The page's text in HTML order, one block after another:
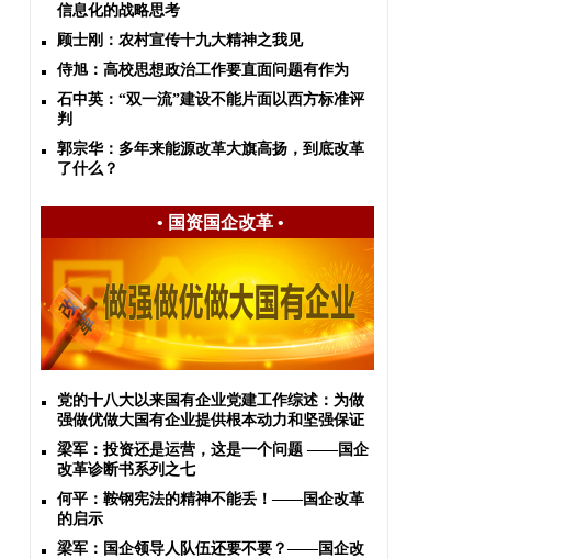
信息化的战略思考
顾士刚：农村宣传十九大精神之我见
侍旭：高校思想政治工作要直面问题有作为
石中英：“双一流”建设不能片面以西方标准评
判
郭宗华：多年来能源改革大旗高扬，到底改革
了什么？
• 国资国企改革•
党的十八大以来国有企业党建工作综述：为做
强做优做大国有企业提供根本动力和坚强保证
梁军：投资还是运营，这是一个问题 ——国企
改革诊断书系列之七
​何平：鞍钢宪法的精神不能丢！——国企改革
的启示
梁军：国企领导人队伍还要不要？——国企改